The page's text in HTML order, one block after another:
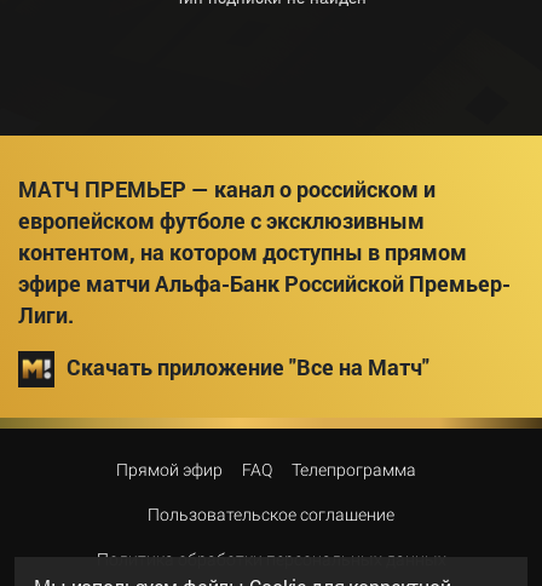
МАТЧ ПРЕМЬЕР — канал о российском и
европейском футболе с эксклюзивным
контентом, на котором доступны в прямом
эфире матчи Альфа-Банк Российской Премьер-
Лиги.
Скачать приложение "Все на Матч"
Прямой эфир FAQ Телепрограмма
Пользовательское соглашение
Политика обработки персональных данных